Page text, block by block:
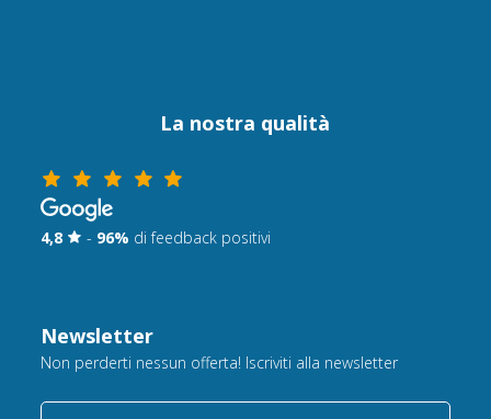
La nostra qualità
4,8 - 96% di feedback positivi
Newsletter
Non perderti nessun offerta! Iscriviti alla newsletter